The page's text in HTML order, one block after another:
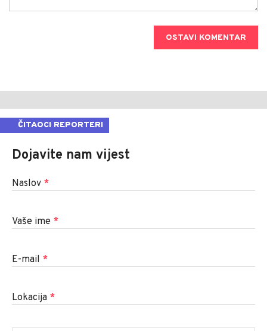
OSTAVI KOMENTAR
ČITAOCI REPORTERI
Dojavite nam vijest
Naslov *
Vaše ime *
E-mail *
Lokacija *